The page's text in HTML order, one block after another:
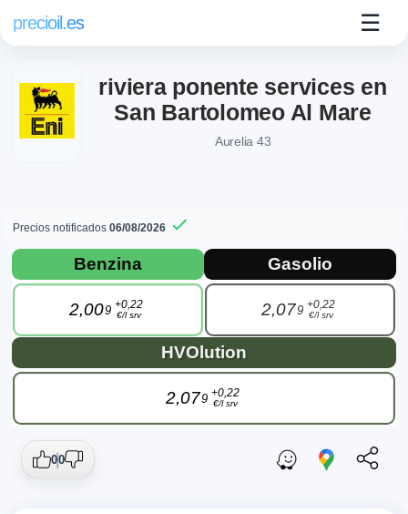
precioil.es ☰
riviera ponente services en
San Bartolomeo Al Mare
Aurelia 43
Precios notificados06/08/2026
Precios actuales de combustibles en
Consulta los precios actuales de la gasolinera AgipEni
Benzina
2,009 +0,22
€/l srv
Gasolio
2,079 +0,22
€/l srv
HVOlution
2,079 +0,22
€/l srv
00